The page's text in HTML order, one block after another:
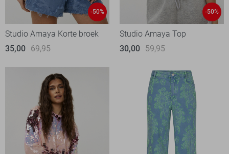
-50%
Studio Amaya Korte broek
35,00 69,95
-50%
Studio Amaya Top
30,00 59,95